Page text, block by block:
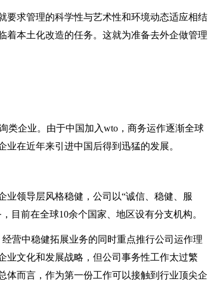
要求管理的科学性与艺术性和环境动态适应相结
着本土化改造的任务。这就为准备去外企做管理
类企业。由于中国加入wto，商务运作逐渐全球
在近年来引进中国后得到迅猛的发展。
领导层风格稳健，公司以“诚信、稳健、服
目前在全球10余个国家、地区设有分支机构。
营中稳健拓展业务的同时重点推行公司运作理
业文化和发展战略，但公司事务性工作太过繁
体而言，作为第一份工作可以接触到行业顶尖企